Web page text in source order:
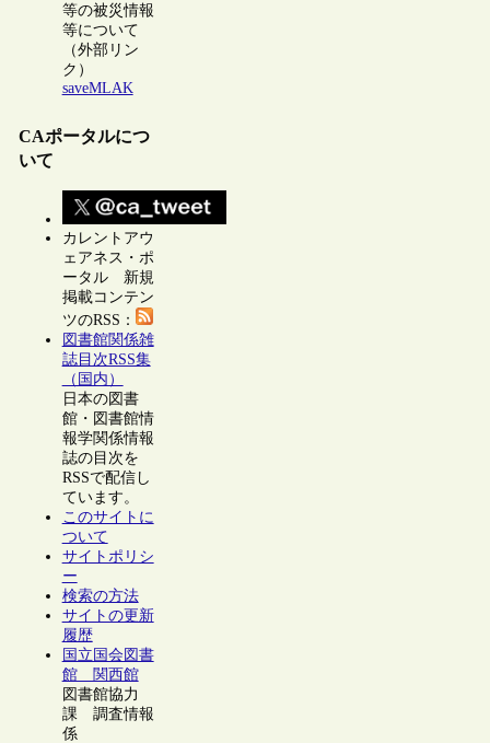
等の被災情報
等について
（外部リン
ク）
saveMLAK
CAポータルにつ
いて
カレントアウ
ェアネス・ポ
ータル 新規
掲載コンテン
ツのRSS：
図書館関係雑
誌目次RSS集
（国内）
日本の図書
館・図書館情
報学関係情報
誌の目次を
RSSで配信し
ています。
このサイトに
ついて
サイトポリシ
ー
検索の方法
サイトの更新
履歴
国立国会図書
館 関西館
図書館協力
課 調査情報
係